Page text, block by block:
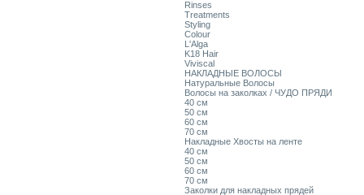
Rinses
Treatments
Styling
Colour
L'Alga
K18 Hair
Viviscal
НАКЛАДНЫЕ ВОЛОСЫ
Натуральные Волосы
Волосы на заколках / ЧУДО ПРЯДИ
40 см
50 см
60 см
70 см
Накладные Хвосты на ленте
40 см
50 см
60 см
70 см
Заколки для накладных прядей